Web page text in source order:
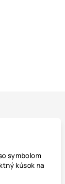
symbolom
kúsok na